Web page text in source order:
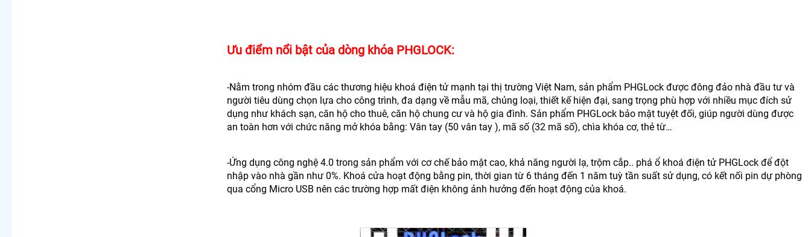
Ưu điểm nổi bật của dòng khóa PHGLOCK:
-Nằm trong nhóm đầu các thương hiệu khoá điện tử mạnh tại thị trường Việt Nam, sản phẩm PHGLock được đông đảo nhà đầu tư và
người tiêu dùng chọn lựa cho công trình, đa dạng về mẫu mã, chủng loại, thiết kế hiện đại, sang trọng phù hợp với nhiều mục đích sử
dụng như khách sạn, căn hộ cho thuê, căn hộ chung cư và hộ gia đình. Sản phẩm PHGLock bảo mật tuyệt đối, giúp người dùng được
an toàn hơn với chức năng mở khóa bằng: Vân tay (50 vân tay ), mã số (32 mã số), chìa khóa cơ, thẻ từ…
-Ứng dụng công nghệ 4.0 trong sản phẩm với cơ chế bảo mật cao, khả năng người lạ, trộm cắp.. phá ổ khoá điện tử PHGLock để đột
nhập vào nhà gần như 0%. Khoá cửa hoạt động bằng pin, thời gian từ 6 tháng đến 1 năm tuỳ tần suất sử dụng, có kết nối pin dự phòng
qua cổng Micro USB nên các trường hợp mất điện không ảnh hưởng đến hoạt động của khoá.